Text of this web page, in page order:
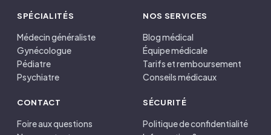
SPÉCIALITÉS
Médecin généraliste
Gynécologue
Pédiatre
Psychiatre
NOS SERVICES
Blog médical
Équipe médicale
Tarifs et remboursement
Conseils médicaux
CONTACT
Foire aux questions
SÉCURITÉ
Politique de confidentialité